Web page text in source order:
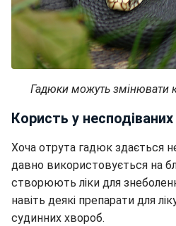
Гадюки можуть змінювати
Користь у
Хоча отрута гадюк здається
давно використовується на
створюють ліки для
навіть деякі препарати для
судинних хвороб.